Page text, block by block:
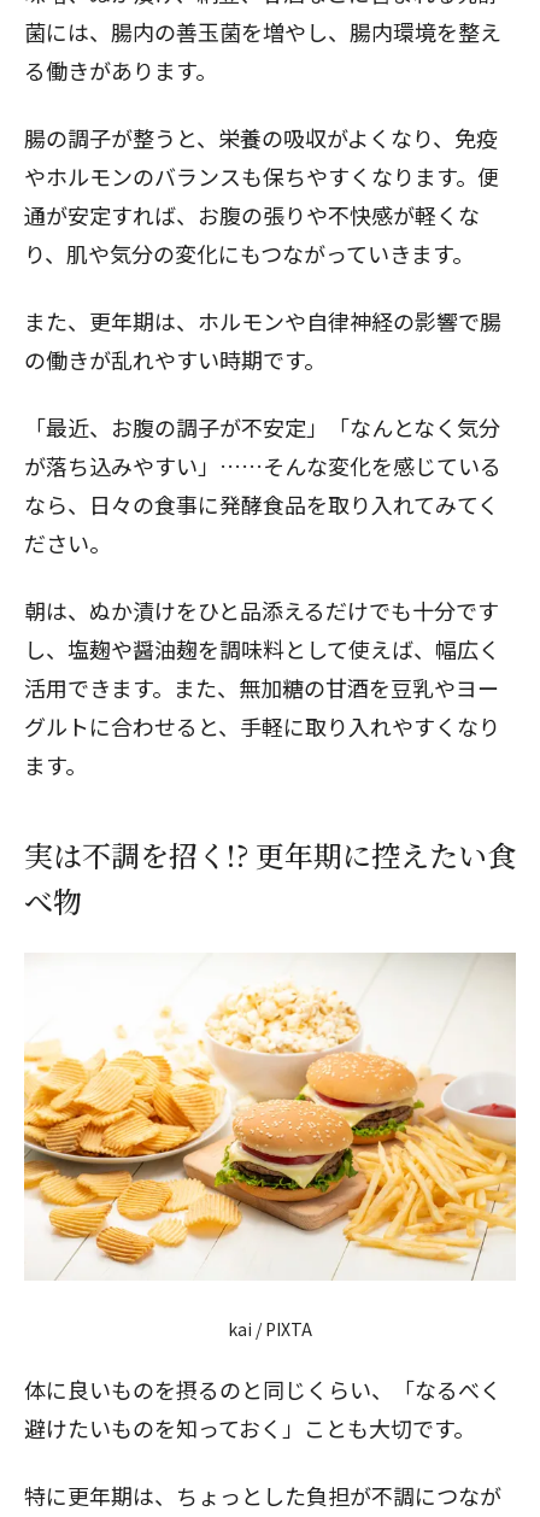
菌には、腸内の善玉菌を増やし、腸内環境を整え
る働きがあります。
腸の調子が整うと、栄養の吸収がよくなり、免疫
やホルモンのバランスも保ちやすくなります。便
通が安定すれば、お腹の張りや不快感が軽くな
り、肌や気分の変化にもつながっていきます。
また、更年期は、ホルモンや自律神経の影響で腸
の働きが乱れやすい時期です。
「最近、お腹の調子が不安定」「なんとなく気分
が落ち込みやすい」……そんな変化を感じている
なら、日々の食事に発酵食品を取り入れてみてく
ださい。
朝は、ぬか漬けをひと品添えるだけでも十分です
し、塩麹や醤油麹を調味料として使えば、幅広く
活用できます。また、無加糖の甘酒を豆乳やヨー
グルトに合わせると、手軽に取り入れやすくなり
ます。
実は不調を招く!? 更年期に控えたい食
べ物
kai / PIXTA
体に良いものを摂るのと同じくらい、「なるべく
避けたいものを知っておく」ことも大切です。
特に更年期は、ちょっとした負担が不調につなが